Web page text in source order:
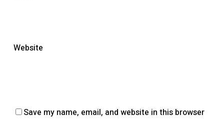
Website
Save my name, email, and website in this browser